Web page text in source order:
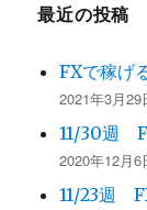
最近の投稿
FXで稼げ
2021年3月29
11/30週
2020年12月6
11/23週